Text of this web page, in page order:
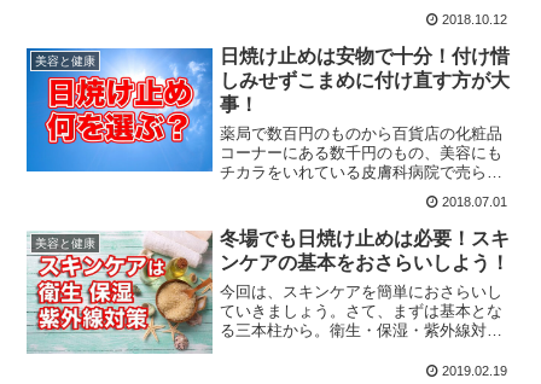
を改めておさらいしていこうかと思いま
す。化粧水の手作りは簡単ですし、スキ
ンケアに活かしましょう。
2018.10.12
美容と健康
日焼け止めは安物で十分！付け惜
しみせずこまめに付け直す方が大
事！
薬局で数百円のものから百貨店の化粧品
コーナーにある数千円のもの、美容にも
チカラをいれている皮膚科病院で売られ
ている、これまた２、３千円の日焼け止
め。結論から言えば、安売りのものを付
け惜しみせずこまめに付け直すのが一番
です。
2018.07.01
美容と健康
冬場でも日焼け止めは必要！スキ
ンケアの基本をおさらいしよう！
今回は、スキンケアを簡単におさらいし
ていきましょう。さて、まずは基本とな
る三本柱から。衛生・保湿・紫外線対
に見過ごされがちなのですが、冬場であ
2019.02.19